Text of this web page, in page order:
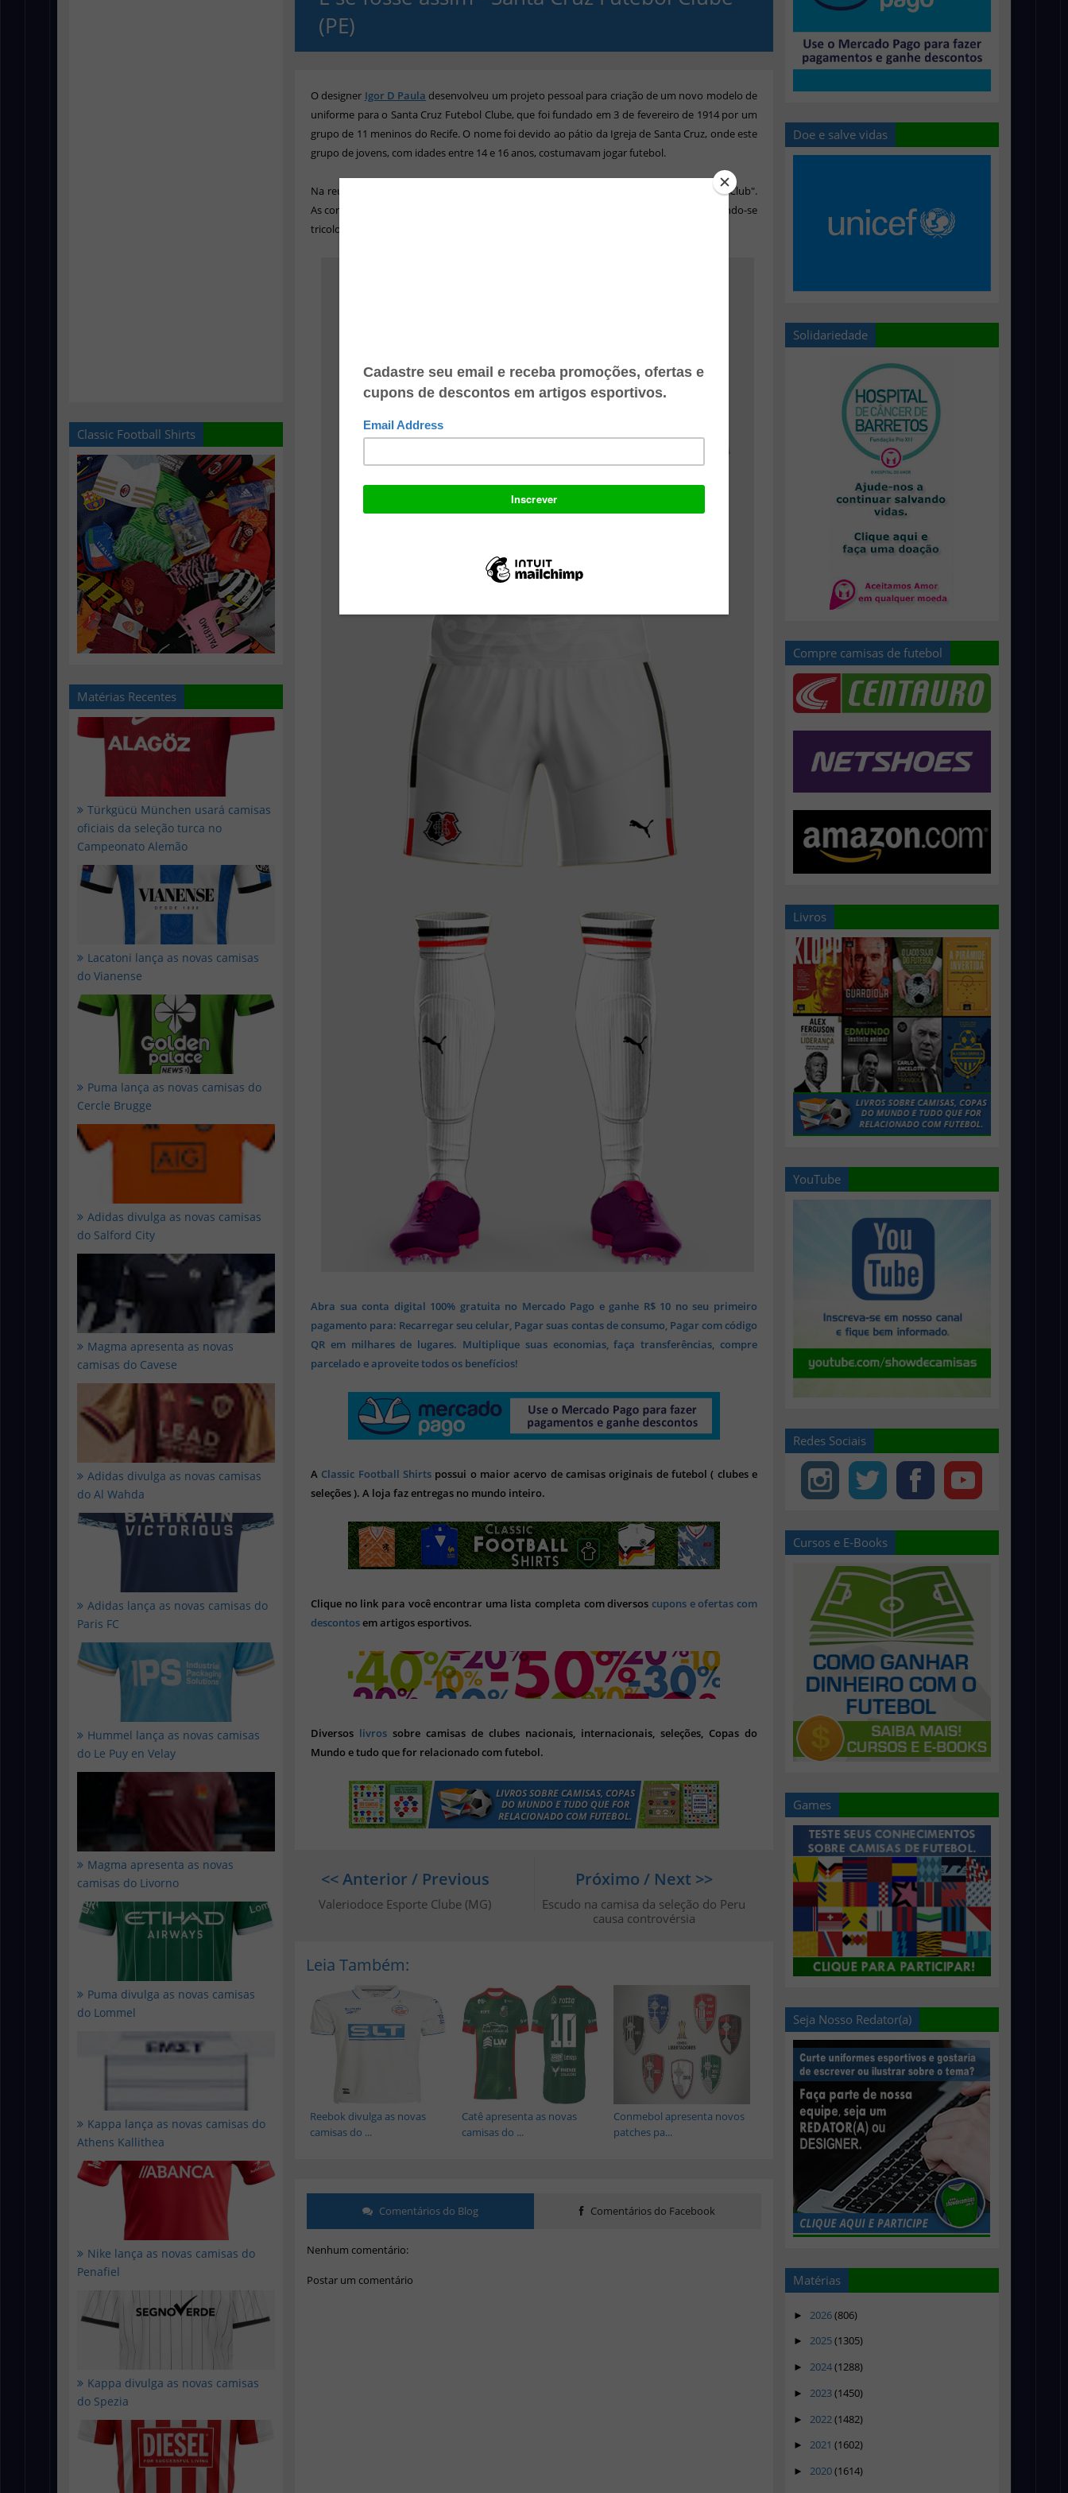
Classic Football Shirts
Matérias Recentes
Türkgücü München usará camisas
oficiais da seleção turca no
Campeonato Alemão
Lacatoni lança as novas camisas
do Vianense
Puma lança as novas camisas do
Cercle Brugge
Adidas divulga as novas camisas
do Salford City
Magma apresenta as novas
camisas do Cavese
Adidas divulga as novas camisas
do Al Wahda
Adidas lança as novas camisas do
Paris FC
Hummel lança as novas camisas
do Le Puy en Velay
Magma apresenta as novas
camisas do Livorno
Puma divulga as novas camisas
do Lommel
Kappa lança as novas camisas do
Athens Kallithea
Nike lança as novas camisas do
Penafiel
Kappa divulga as novas camisas
do Spezia
(PE)
O designer Igor D Paula desenvolveu um projeto pessoal para criação de um novo modelo de
uniforme para o Santa Cruz Futebol Clube, que foi fundado em 3 de fevereiro de 1914 por um
grupo de 11 meninos do Recife. O nome foi devido ao pátio da Igreja de Santa Cruz, onde este
grupo de jovens, com idades entre 14 e 16 anos, costumavam jogar futebol.
Na reunião, definiu-se o nome da nova agremiação como sendo "Santa Cruz Foot-Ball Club".
As cores escolhidas foram o branco e preto. Em 1915 o Santa adotou o vermelho, tornando-se
tricolor.
Abra sua conta digital 100% gratuita no Mercado Pago e ganhe R$ 10 no seu primeiro
pagamento para: Recarregar seu celular, Pagar suas contas de consumo, Pagar com código
QR em milhares de lugares. Multiplique suas economias, faça transferências, compre
parcelado e aproveite todos os benefícios!
A Classic Football Shirts possui o maior acervo de camisas originais de futebol ( clubes e
seleções ). A loja faz entregas no mundo inteiro.
Clique no link para você encontrar uma lista completa com diversoscupons e ofertas com
descontosem artigos esportivos.
Diversos livros sobre camisas de clubes nacionais, internacionais, seleções, Copas do
Mundo e tudo que for relacionado com futebol.
Próximo / Next >>
Escudo na camisa da seleção do Peru
causa controvérsia
<< Anterior / Previous
Valeriodoce Esporte Clube (MG)
Leia Também:
Conmebol apresenta novos
patches pa...
Catê apresenta as novas
camisas do ...
Reebok divulga as novas
camisas do ...
Comentários do Blog Comentários do Facebook
Nenhum comentário:
Postar um comentário
Doe e salve vidas
Solidariedade
Compre camisas de futebol
Livros
YouTube
Redes Sociais
Cursos e E-Books
Games
Seja Nosso Redator(a)
Matérias
► 2026(806)
► 2025(1305)
► 2024(1288)
► 2023(1450)
► 2022(1482)
► 2021 (1602)
► 2020(1614)